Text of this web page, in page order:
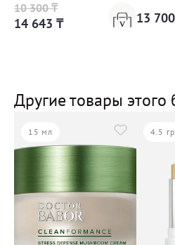
10 300 ₸
14 643 ₸ 13
Другие товары этого
15 мл 4.5 гр